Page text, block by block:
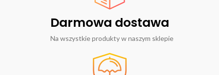
Darmowa dostawa
Na wszystkie produkty w naszym sklepie